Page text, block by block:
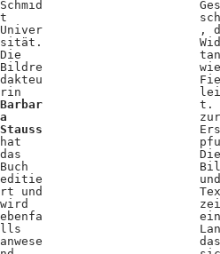
Schmid
t
Univer
sität.
Die
Bildre
dakteu
rin
Barbar
a
Stauss
hat
das
Buch
editie
rt und
wird
ebenfa
lls
anwese
,
t.
zur
Die
und
ein
das